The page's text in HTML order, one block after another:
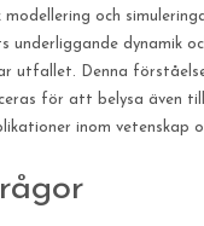
och
underliggande dynamik
utfallet. Denna
för att belysa även till
inom vetenskap